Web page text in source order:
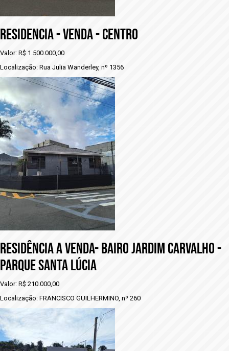
RESIDENCIA - VENDA - CENTRO
Valor: R$ 1.500.000,00
Localização: Rua Julia Wanderley, nº 1356
RESIDÊNCIA A VENDA- BAIRO JARDIM CARVALHO -
PARQUE SANTA LÚCIA
Valor: R$ 210.000,00
Localização: FRANCISCO GUILHERMINO, nº 260